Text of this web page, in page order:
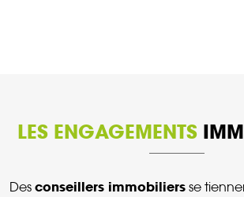
LES ENGAGEMENTS
Des conseillers immobiliers se